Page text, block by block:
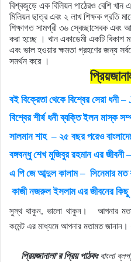
বিশ্বজুড়ে এক বিলিয়ন পাঠেরও বেশি খান
মিলিয়ন ছাত্র এবং ২ লাখ শিক্ষক প্রতি
শিক্ষাগত সামগ্রী ৩৬ স্বেচ্ছাসেবক এবং
করা হচ্ছে । খান একাডেমী একটি বিকাশ
এবং ভাল হওয়ার ক্ষমতা গ্রহণের জন্য
সমর্থন করে ।
বই বিক্রেতা থেকে বিশ্বের সেরা
বিশ্বের শীর্ষ ধনী ব্যক্তি ইলন মাস্ক
সালমান শাহ – ২৫ বছর পরেও
বঙ্গবন্ধু শেখ মুজিবুর রহমান এর জীবনী
এ পি জে আব্দুল কালাম – সিনেমার মত
কাজী নজরুল ইসলাম এর জীবনের কিছু
সুস্থ থাকুন, ভালো থাকুন।
আপনার
কমেন্ট এর মাধ্যমে আপনার মতামত জানান।
প্রিয়জানালা’র প্রিয় পাঠকঃবাংলা